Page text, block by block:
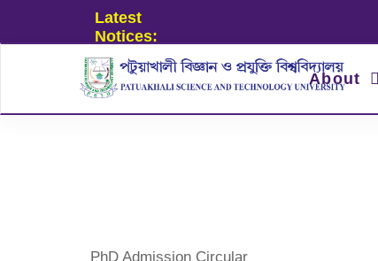
Latest
Notices:
About
PhD Admission Circular